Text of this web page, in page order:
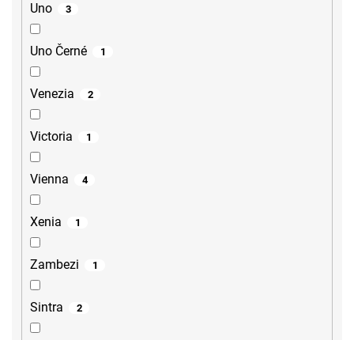
Uno 3
Uno Černé 1
Venezia 2
Victoria 1
Vienna 4
Xenia 1
Zambezi 1
Sintra 2